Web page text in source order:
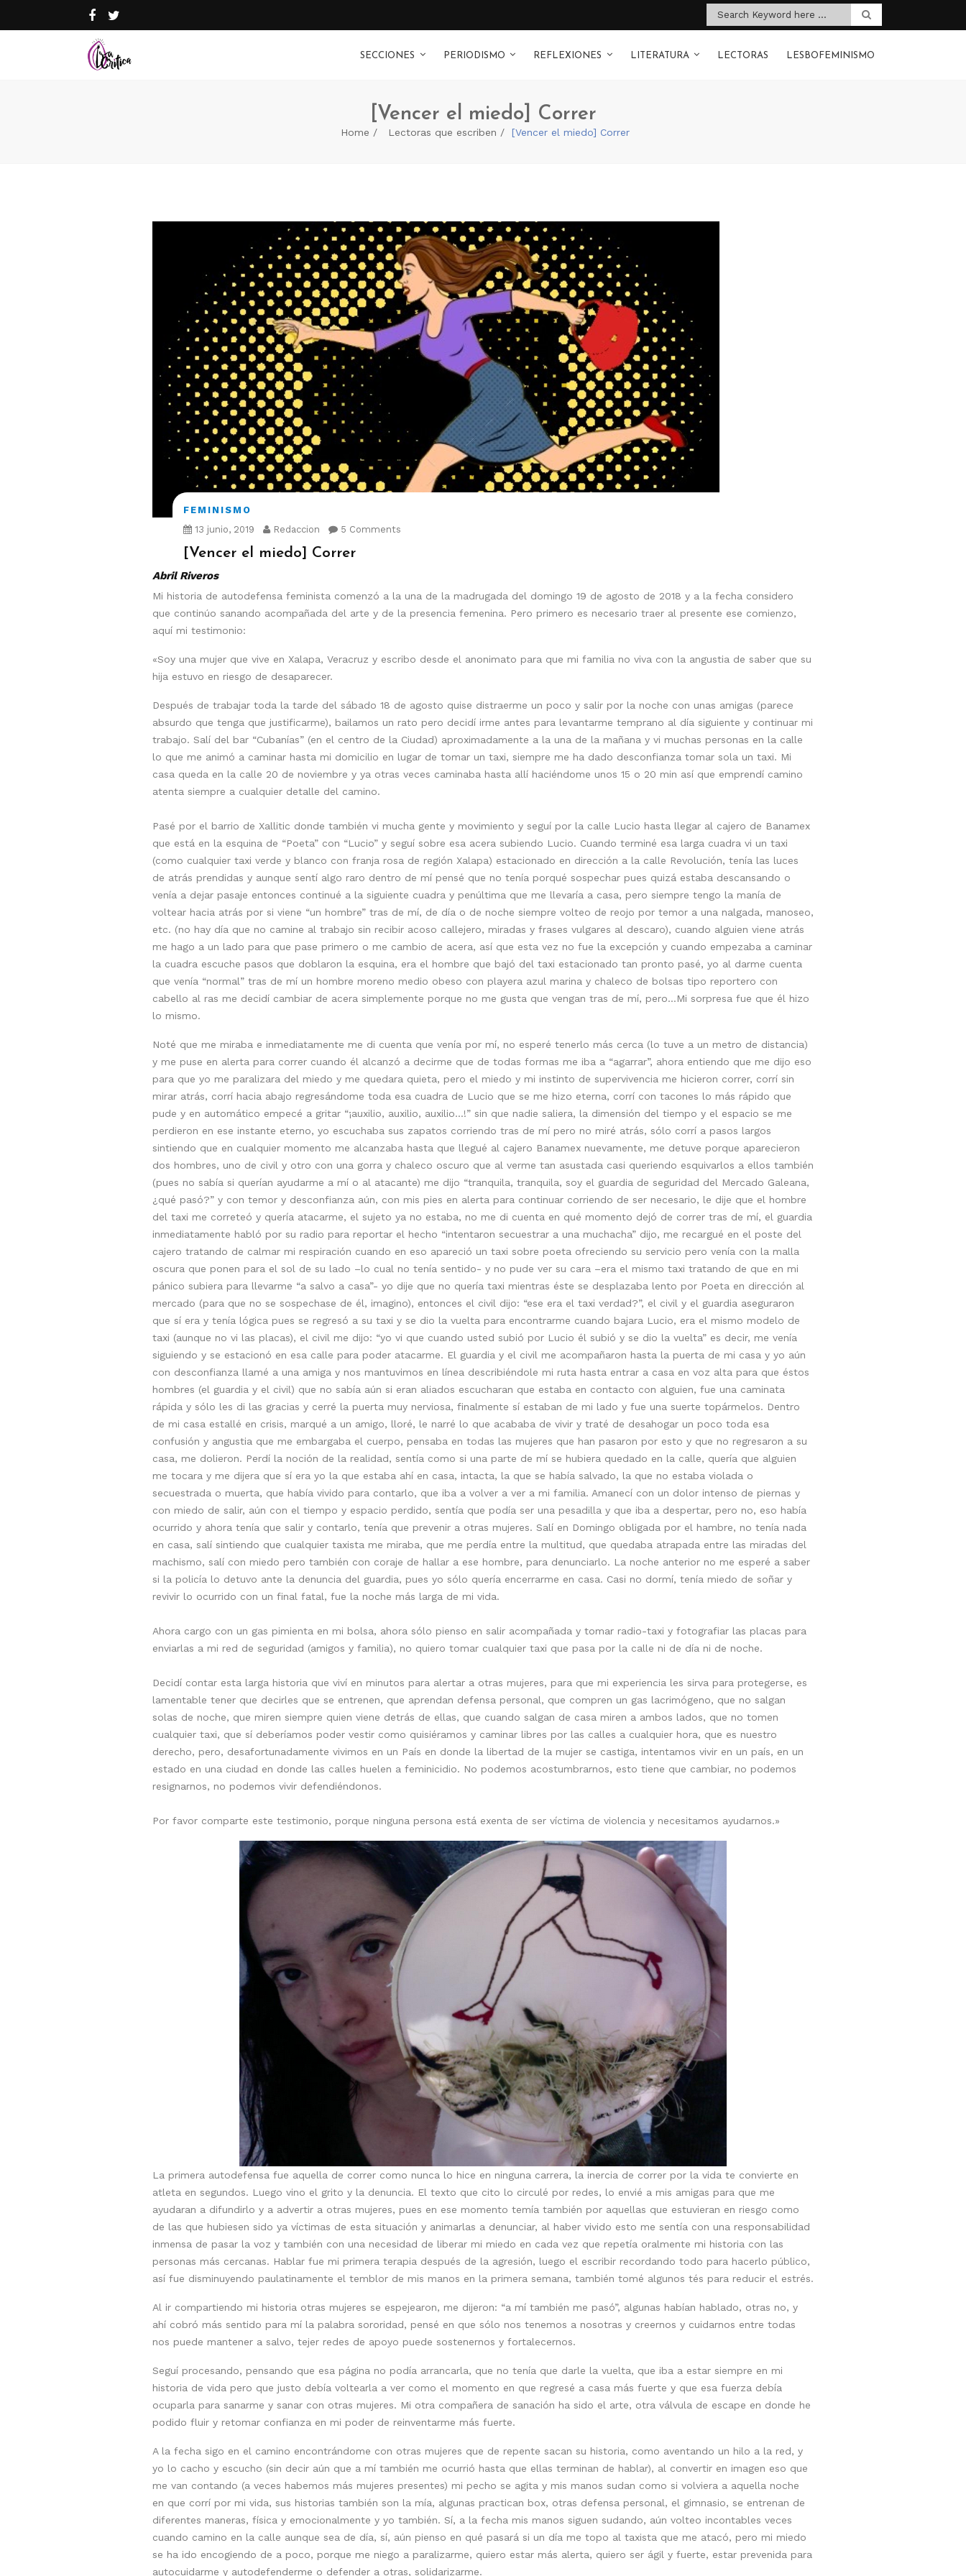
SECCIONES PERIODISMO REFLEXIONES LITERATURA LECTORAS LESBOFEMINISMO
[Vencer el miedo] Correr
Home Lectoras que escriben [Vencer el miedo] Correr
FEMINISMO
13 junio, 2019
Redaccion 5 Comments
[Vencer el miedo] Correr
Abril Riveros
Mi historia de autodefensa feminista comenzó a la una de la madrugada del domingo 19 de agosto de 2018 y a la fecha considero
que continúo sanando acompañada del arte y de la presencia femenina. Pero primero es necesario traer al presente ese comienzo,
aquí mi testimonio:
«Soy una mujer que vive en Xalapa, Veracruz y escribo desde el anonimato para que mi familia no viva con la angustia de saber que su
hija estuvo en riesgo de desaparecer.
Después de trabajar toda la tarde del sábado 18 de agosto quise distraerme un poco y salir por la noche con unas amigas (parece
absurdo que tenga que justificarme), bailamos un rato pero decidí irme antes para levantarme temprano al día siguiente y continuar mi
trabajo. Salí del bar “Cubanías” (en el centro de la Ciudad) aproximadamente a la una de la mañana y vi muchas personas en la calle
lo que me animó a caminar hasta mi domicilio en lugar de tomar un taxi, siempre me ha dado desconfianza tomar sola un taxi. Mi
casa queda en la calle 20 de noviembre y ya otras veces caminaba hasta allí haciéndome unos 15 o 20 min así que emprendí camino
atenta siempre a cualquier detalle del camino.
Pasé por el barrio de Xallitic donde también vi mucha gente y movimiento y seguí por la calle Lucio hasta llegar al cajero de Banamex
que está en la esquina de “Poeta” con “Lucio” y seguí sobre esa acera subiendo Lucio. Cuando terminé esa larga cuadra vi un taxi
(como cualquier taxi verde y blanco con franja rosa de región Xalapa) estacionado en dirección a la calle Revolución, tenía las luces
de atrás prendidas y aunque sentí algo raro dentro de mí pensé que no tenía porqué sospechar pues quizá estaba descansando o
venía a dejar pasaje entonces continué a la siguiente cuadra y penúltima que me llevaría a casa, pero siempre tengo la manía de
voltear hacia atrás por si viene “un hombre” tras de mí, de día o de noche siempre volteo de reojo por temor a una nalgada, manoseo,
etc. (no hay día que no camine al trabajo sin recibir acoso callejero, miradas y frases vulgares al descaro), cuando alguien viene atrás
me hago a un lado para que pase primero o me cambio de acera, así que esta vez no fue la excepción y cuando empezaba a caminar
la cuadra escuche pasos que doblaron la esquina, era el hombre que bajó del taxi estacionado tan pronto pasé, yo al darme cuenta
que venía “normal” tras de mí un hombre moreno medio obeso con playera azul marina y chaleco de bolsas tipo reportero con
cabello al ras me decidí cambiar de acera simplemente porque no me gusta que vengan tras de mí, pero…Mi sorpresa fue que él hizo
lo mismo.
Noté que me miraba e inmediatamente me di cuenta que venía por mí, no esperé tenerlo más cerca (lo tuve a un metro de distancia)
y me puse en alerta para correr cuando él alcanzó a decirme que de todas formas me iba a “agarrar”, ahora entiendo que me dijo eso
para que yo me paralizara del miedo y me quedara quieta, pero el miedo y mi instinto de supervivencia me hicieron correr, corrí sin
mirar atrás, corrí hacia abajo regresándome toda esa cuadra de Lucio que se me hizo eterna, corrí con tacones lo más rápido que
pude y en automático empecé a gritar “¡auxilio, auxilio, auxilio…!” sin que nadie saliera, la dimensión del tiempo y el espacio se me
perdieron en ese instante eterno, yo escuchaba sus zapatos corriendo tras de mí pero no miré atrás, sólo corrí a pasos largos
sintiendo que en cualquier momento me alcanzaba hasta que llegué al cajero Banamex nuevamente, me detuve porque aparecieron
dos hombres, uno de civil y otro con una gorra y chaleco oscuro que al verme tan asustada casi queriendo esquivarlos a ellos también
(pues no sabía si querían ayudarme a mí o al atacante) me dijo “tranquila, tranquila, soy el guardia de seguridad del Mercado Galeana,
¿qué pasó?” y con temor y desconfianza aún, con mis pies en alerta para continuar corriendo de ser necesario, le dije que el hombre
del taxi me correteó y quería atacarme, el sujeto ya no estaba, no me di cuenta en qué momento dejó de correr tras de mí, el guardia
inmediatamente habló por su radio para reportar el hecho “intentaron secuestrar a una muchacha” dijo, me recargué en el poste del
cajero tratando de calmar mi respiración cuando en eso apareció un taxi sobre poeta ofreciendo su servicio pero venía con la malla
oscura que ponen para el sol de su lado –lo cual no tenía sentido- y no pude ver su cara –era el mismo taxi tratando de que en mi
pánico subiera para llevarme “a salvo a casa”- yo dije que no quería taxi mientras éste se desplazaba lento por Poeta en dirección al
mercado (para que no se sospechase de él, imagino), entonces el civil dijo: “ese era el taxi verdad?”, el civil y el guardia aseguraron
que sí era y tenía lógica pues se regresó a su taxi y se dio la vuelta para encontrarme cuando bajara Lucio, era el mismo modelo de
taxi (aunque no vi las placas), el civil me dijo: “yo vi que cuando usted subió por Lucio él subió y se dio la vuelta” es decir, me venía
siguiendo y se estacionó en esa calle para poder atacarme. El guardia y el civil me acompañaron hasta la puerta de mi casa y yo aún
con desconfianza llamé a una amiga y nos mantuvimos en línea describiéndole mi ruta hasta entrar a casa en voz alta para que éstos
hombres (el guardia y el civil) que no sabía aún si eran aliados escucharan que estaba en contacto con alguien, fue una caminata
rápida y sólo les di las gracias y cerré la puerta muy nerviosa, finalmente sí estaban de mi lado y fue una suerte topármelos. Dentro
de mi casa estallé en crisis, marqué a un amigo, lloré, le narré lo que acababa de vivir y traté de desahogar un poco toda esa
confusión y angustia que me embargaba el cuerpo, pensaba en todas las mujeres que han pasaron por esto y que no regresaron a su
casa, me dolieron. Perdí la noción de la realidad, sentía como si una parte de mí se hubiera quedado en la calle, quería que alguien
me tocara y me dijera que sí era yo la que estaba ahí en casa, intacta, la que se había salvado, la que no estaba violada o
secuestrada o muerta, que había vivido para contarlo, que iba a volver a ver a mi familia. Amanecí con un dolor intenso de piernas y
con miedo de salir, aún con el tiempo y espacio perdido, sentía que podía ser una pesadilla y que iba a despertar, pero no, eso había
ocurrido y ahora tenía que salir y contarlo, tenía que prevenir a otras mujeres. Salí en Domingo obligada por el hambre, no tenía nada
en casa, salí sintiendo que cualquier taxista me miraba, que me perdía entre la multitud, que quedaba atrapada entre las miradas del
machismo, salí con miedo pero también con coraje de hallar a ese hombre, para denunciarlo. La noche anterior no me esperé a saber
si la policía lo detuvo ante la denuncia del guardia, pues yo sólo quería encerrarme en casa. Casi no dormí, tenía miedo de soñar y
revivir lo ocurrido con un final fatal, fue la noche más larga de mi vida.
Ahora cargo con un gas pimienta en mi bolsa, ahora sólo pienso en salir acompañada y tomar radio-taxi y fotografiar las placas para
enviarlas a mi red de seguridad (amigos y familia), no quiero tomar cualquier taxi que pasa por la calle ni de día ni de noche.
Decidí contar esta larga historia que viví en minutos para alertar a otras mujeres, para que mi experiencia les sirva para protegerse, es
lamentable tener que decirles que se entrenen, que aprendan defensa personal, que compren un gas lacrimógeno, que no salgan
solas de noche, que miren siempre quien viene detrás de ellas, que cuando salgan de casa miren a ambos lados, que no tomen
cualquier taxi, que sí deberíamos poder vestir como quisiéramos y caminar libres por las calles a cualquier hora, que es nuestro
derecho, pero, desafortunadamente vivimos en un País en donde la libertad de la mujer se castiga, intentamos vivir en un país, en un
estado en una ciudad en donde las calles huelen a feminicidio. No podemos acostumbrarnos, esto tiene que cambiar, no podemos
resignarnos, no podemos vivir defendiéndonos.
Por favor comparte este testimonio, porque ninguna persona está exenta de ser víctima de violencia y necesitamos ayudarnos.»
La primera autodefensa fue aquella de correr como nunca lo hice en ninguna carrera, la inercia de correr por la vida te convierte en
atleta en segundos. Luego vino el grito y la denuncia. El texto que cito lo circulé por redes, lo envié a mis amigas para que me
ayudaran a difundirlo y a advertir a otras mujeres, pues en ese momento temía también por aquellas que estuvieran en riesgo como
de las que hubiesen sido ya víctimas de esta situación y animarlas a denunciar, al haber vivido esto me sentía con una responsabilidad
inmensa de pasar la voz y también con una necesidad de liberar mi miedo en cada vez que repetía oralmente mi historia con las
personas más cercanas. Hablar fue mi primera terapia después de la agresión, luego el escribir recordando todo para hacerlo público,
así fue disminuyendo paulatinamente el temblor de mis manos en la primera semana, también tomé algunos tés para reducir el estrés.
Al ir compartiendo mi historia otras mujeres se espejearon, me dijeron: “a mí también me pasó”, algunas habían hablado, otras no, y
ahí cobró más sentido para mí la palabra sororidad, pensé en que sólo nos tenemos a nosotras y creernos y cuidarnos entre todas
nos puede mantener a salvo, tejer redes de apoyo puede sostenernos y fortalecernos.
Seguí procesando, pensando que esa página no podía arrancarla, que no tenía que darle la vuelta, que iba a estar siempre en mi
historia de vida pero que justo debía voltearla a ver como el momento en que regresé a casa más fuerte y que esa fuerza debía
ocuparla para sanarme y sanar con otras mujeres. Mi otra compañera de sanación ha sido el arte, otra válvula de escape en donde he
podido fluir y retomar confianza en mi poder de reinventarme más fuerte.
A la fecha sigo en el camino encontrándome con otras mujeres que de repente sacan su historia, como aventando un hilo a la red, y
yo lo cacho y escucho (sin decir aún que a mí también me ocurrió hasta que ellas terminan de hablar), al convertir en imagen eso que
me van contando (a veces habemos más mujeres presentes) mi pecho se agita y mis manos sudan como si volviera a aquella noche
en que corrí por mi vida, sus historias también son la mía, algunas practican box, otras defensa personal, el gimnasio, se entrenan de
diferentes maneras, física y emocionalmente y yo también. Sí, a la fecha mis manos siguen sudando, aún volteo incontables veces
cuando camino en la calle aunque sea de día, sí, aún pienso en qué pasará si un día me topo al taxista que me atacó, pero mi miedo
se ha ido encogiendo de a poco, porque me niego a paralizarme, quiero estar más alerta, quiero ser ágil y fuerte, estar prevenida para
autocuidarme y autodefenderme o defender a otras, solidarizarme.